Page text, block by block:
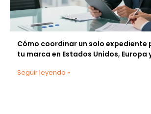
Cómo coordinar un solo
tu marca en Estados Unidos, Europa
Seguir leyendo »